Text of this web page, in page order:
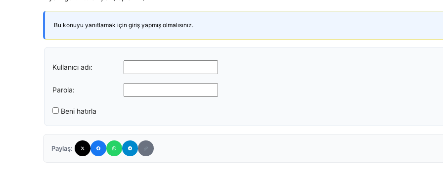
Bu konuyu yanıtlamak için giriş yapmış olmalısınız.
Kullanıcı adı:
Parola:
Beni hatırla
Paylaş: